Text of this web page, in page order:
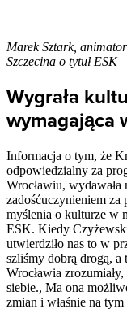
Marek Sztark,
Szczecina o tytuł ESK
Wygrała
wymagająca
Informacja o tym, że
odpowiedzialny za
Wrocławiu, wydawała
zadośćuczynieniem za
myślenia o kulturze w
ESK. Kiedy Czyżewski
utwierdziło nas to w
szliśmy dobrą drogą, a
Wrocławia
siebie., Ma ona
zmian i właśnie na